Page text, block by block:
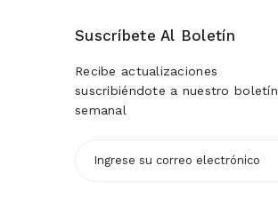
Suscríbete Al Boletín
Recibe actualizaciones
suscribiéndote a nuestro boletín
semanal